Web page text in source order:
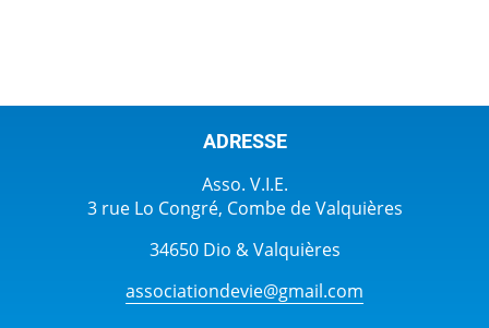
ADRESSE
Asso. V.I.E.
3 rue Lo Congré, Combe de Valquières
34650 Dio & Valquières
associationdevie@gmail.com